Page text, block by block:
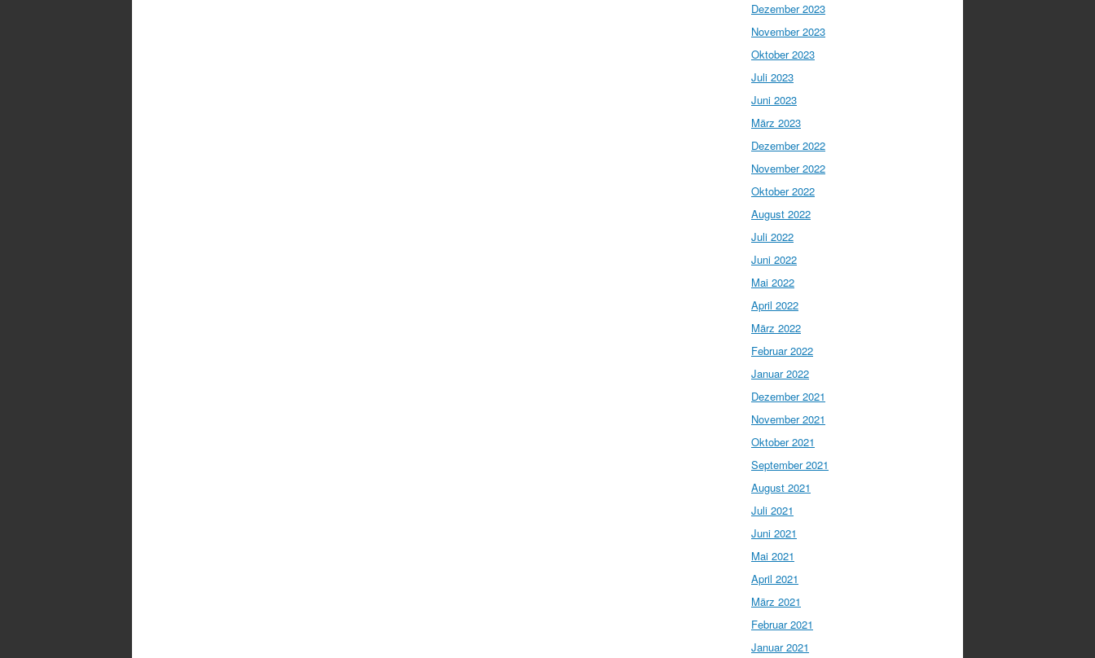
Dezember 2023
November 2023
Oktober 2023
Juli 2023
Juni 2023
März 2023
Dezember 2022
November 2022
Oktober 2022
August 2022
Juli 2022
Juni 2022
Mai 2022
April 2022
März 2022
Februar 2022
Januar 2022
Dezember 2021
November 2021
Oktober 2021
September 2021
August 2021
Juli 2021
Juni 2021
Mai 2021
April 2021
März 2021
Februar 2021
Januar 2021